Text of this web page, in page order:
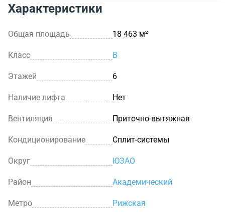
Характеристики
Общая площадь 18 463 м²
Класс B
Этажей 6
Наличие лифта Нет
Вентиляция Приточно-вытяжная
Кондиционирование Сплит-системы
Округ ЮЗАО
Район Академический
Метро Рижская